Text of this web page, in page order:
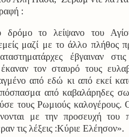
:
δρόμο το λείψανο του
μαζί με το άλλο πλήθος
έβγαιναν
τον σταυρό τους
από εδώ κι από εκεί
από καβαλάρηδες
τους Ρωμιούς καλογέρους.
με την προσευχή του
τις λέξεις :Κύριε Ελέησον».